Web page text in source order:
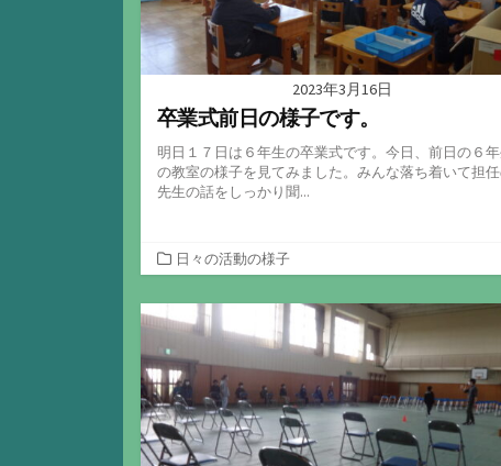
2023年3月16日
卒業式前日の様子です。
明日１７日は６年生の卒業式です。今日、前日の６
の教室の様子を見てみました。みんな落ち着いて担
先生の話をしっかり聞...
カ
テ
ゴ
リ
日々の活動の様子